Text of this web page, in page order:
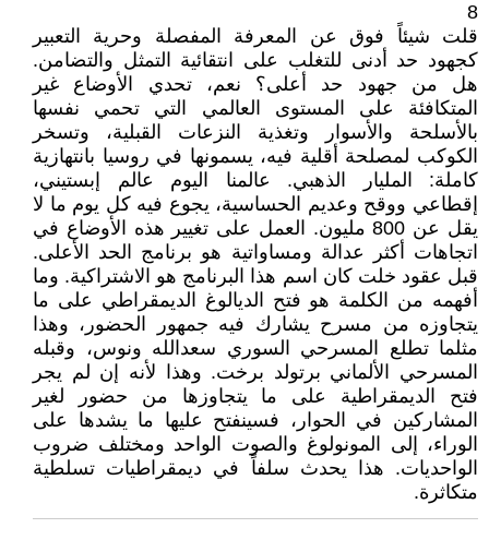
8
قلت شيئاً فوق عن المعرفة المفصلة وحرية التعبير
كجهود حد أدنى للتغلب على انتقائية التمثل والتضامن.
هل من جهود حد أعلى؟ نعم، تحدي الأوضاع غير
المتكافئة على المستوى العالمي التي تحمي نفسها
بالأسلحة والأسوار وتغذية النزعات القبلية، وتسخر
الكوكب لمصلحة أقلية فيه، يسمونها في روسيا بانتهازية
كاملة: المليار الذهبي. عالمنا اليوم عالم إبستيني،
إقطاعي ووقح وعديم الحساسية، يجوع فيه كل يوم ما لا
يقل عن 800 مليون. العمل على تغيير هذه الأوضاع في
اتجاهات أكثر عدالة ومساواتية هو برنامج الحد الأعلى.
قبل عقود خلت كان اسم هذا البرنامج هو الاشتراكية. وما
أفهمه من الكلمة هو فتح الديالوغ الديمقراطي على ما
يتجاوزه من مسرح يشارك فيه جمهور الحضور، وهذا
مثلما تطلع المسرحي السوري سعدالله ونوس، وقبله
المسرحي الألماني برتولد برخت. وهذا لأنه إن لم يجر
فتح الديمقراطية على ما يتجاوزها من حضور لغير
المشاركين في الحوار، فسينفتح عليها ما يشدها على
الوراء، إلى المونولوغ والصوت الواحد ومختلف ضروب
الواحديات. هذا يحدث سلفاً في ديمقراطيات تسلطية
متكاثرة.